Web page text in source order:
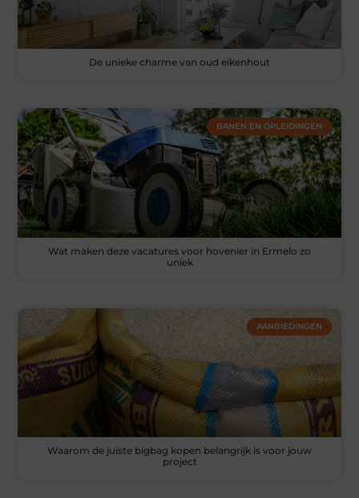
De unieke charme van oud eikenhout
BANEN EN OPLEIDINGEN
Wat maken deze vacatures voor hovenier in Ermelo zo
uniek
AANBIEDINGEN
Waarom de juiste bigbag kopen belangrijk is voor jouw
project